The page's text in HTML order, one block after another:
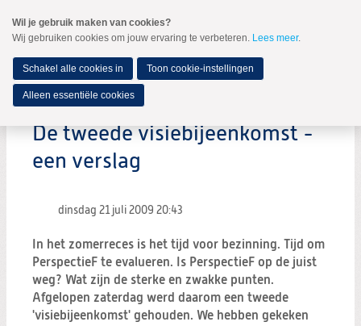
naar
Spring
de
inhoud
Spring
naar
hoofdmenu
MENU
De tweede visiebijeenkomst -
een verslag
dinsdag 21 juli 2009 20:43
In het zomerreces is het tijd voor bezinning. Tijd om
PerspectieF te evalueren. Is PerspectieF op de juist
weg? Wat zijn de sterke en zwakke punten.
Afgelopen zaterdag werd daarom een tweede
'visiebijeenkomst' gehouden. We hebben gekeken
Wil je gebruik maken van cookies?
Wij gebruiken cookies om jouw ervaring te verbeteren. Lees meer.
Schakel alle cookies in Toon cookie-instellingen
Alleen essentiële cookies